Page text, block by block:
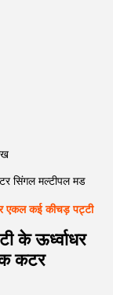
सिंगल मल्टीपल मड
एकल कई कीचड़ पट्टी
के ऊर्ध्वाधर
कटर